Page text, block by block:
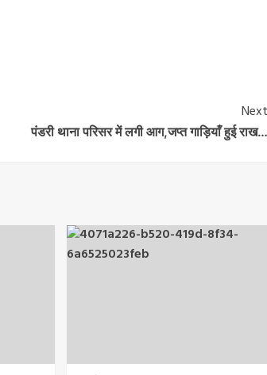
Next
पंडरी थाना परिसर में लगी आग,जप्त गाड़ियाँ हुई राख…